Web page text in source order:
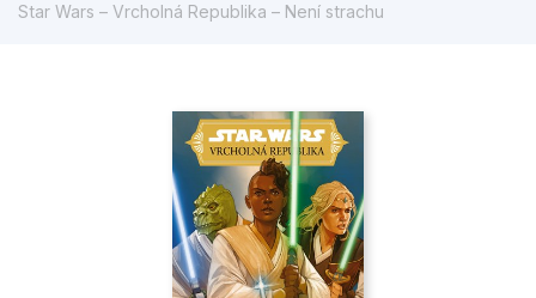
Připravujeme
Tipy redakce
Star Wars – Vrcholná Republika – Není strachu